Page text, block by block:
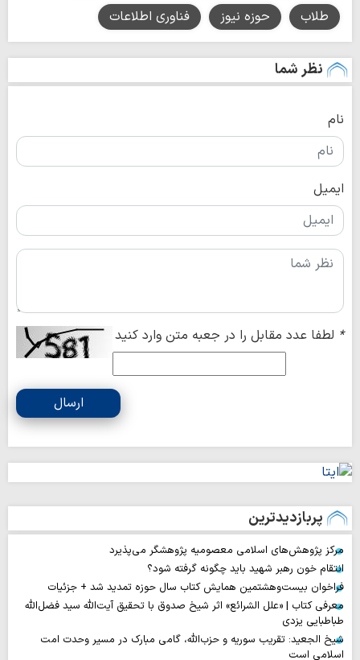
طلاب
حوزه نیوز فناوری اطلاعات
نظر شما
نام
ایمیل
* لطفا عدد مقابل را در جعبه متن وارد کنید
ارسال
پربازدیدترین
مرکز پژوهش‌های اسلامی معصومیه پژوهشگر می‌پذیرد
انتقام خون رهبر شهید باید چگونه گرفته شود؟
فراخوان بیست‌وهشتمین همایش کتاب سال حوزه تمدید شد + جزئیات
معرفی کتاب | «علل الشرائع» اثر شیخ صدوق با تحقیق آیت‌الله سید فضل‌الله
طباطبایی یزدی
شیخ الجعید: تقریب سوریه و حزب‌الله، گامی مبارک در مسیر وحدت امت
اسلامی است